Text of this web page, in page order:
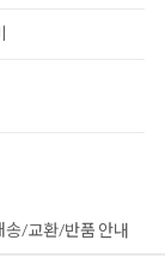
송/교환/반품 안내